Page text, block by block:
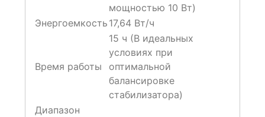
мощностью 10 Вт)
Энергоемкость 17,64 Вт/ч
Время работы
15 ч (В идеальных
условиях при
оптимальной
балансировке
стабилизатора)
Диапазон